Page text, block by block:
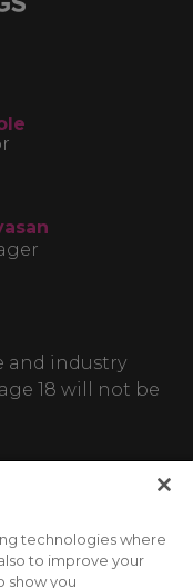
and industry
18 will not be
technologies where
to improve your
show you